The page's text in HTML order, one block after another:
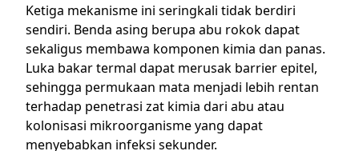
Ketiga mekanisme ini seringkali tidak berdiri
sendiri. Benda asing berupa abu rokok dapat
sekaligus membawa komponen kimia dan panas.
Luka bakar termal dapat merusak barrier epitel,
sehingga permukaan mata menjadi lebih rentan
terhadap penetrasi zat kimia dari abu atau
kolonisasi mikroorganisme yang dapat
menyebabkan infeksi sekunder.